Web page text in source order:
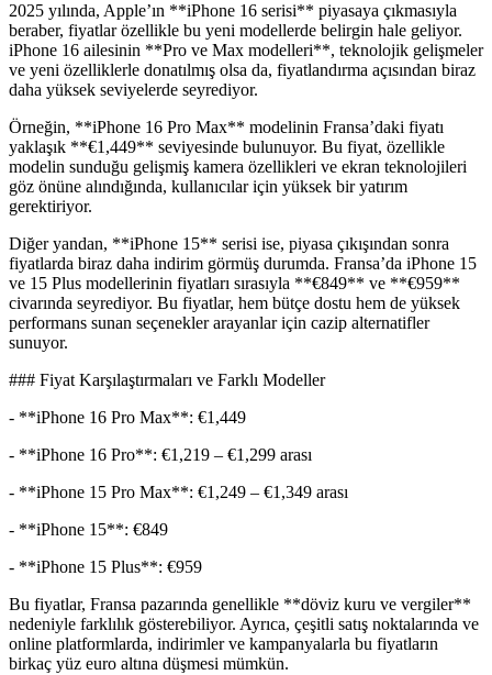
2025 yılında, Apple’ın **iPhone 16 serisi** piyasaya çıkmasıyla
beraber, fiyatlar özellikle bu yeni modellerde belirgin hale geliyor.
iPhone 16 ailesinin **Pro ve Max modelleri**, teknolojik gelişmeler
ve yeni özelliklerle donatılmış olsa da, fiyatlandırma açısından biraz
daha yüksek seviyelerde seyrediyor.
Örneğin, **iPhone 16 Pro Max** modelinin Fransa’daki fiyatı
yaklaşık **€1,449** seviyesinde bulunuyor. Bu fiyat, özellikle
modelin sunduğu gelişmiş kamera özellikleri ve ekran teknolojileri
göz önüne alındığında, kullanıcılar için yüksek bir yatırım
gerektiriyor.
Diğer yandan, **iPhone 15** serisi ise, piyasa çıkışından sonra
fiyatlarda biraz daha indirim görmüş durumda. Fransa’da iPhone 15
ve 15 Plus modellerinin fiyatları sırasıyla **€849** ve **€959**
civarında seyrediyor. Bu fiyatlar, hem bütçe dostu hem de yüksek
performans sunan seçenekler arayanlar için cazip alternatifler
sunuyor.
### Fiyat Karşılaştırmaları ve Farklı Modeller
- **iPhone 16 Pro Max**: €1,449
- **iPhone 16 Pro**: €1,219 – €1,299 arası
- **iPhone 15 Pro Max**: €1,249 – €1,349 arası
- **iPhone 15**: €849
- **iPhone 15 Plus**: €959
Bu fiyatlar, Fransa pazarında genellikle **döviz kuru ve vergiler**
nedeniyle farklılık gösterebiliyor. Ayrıca, çeşitli satış noktalarında ve
online platformlarda, indirimler ve kampanyalarla bu fiyatların
birkaç yüz euro altına düşmesi mümkün.